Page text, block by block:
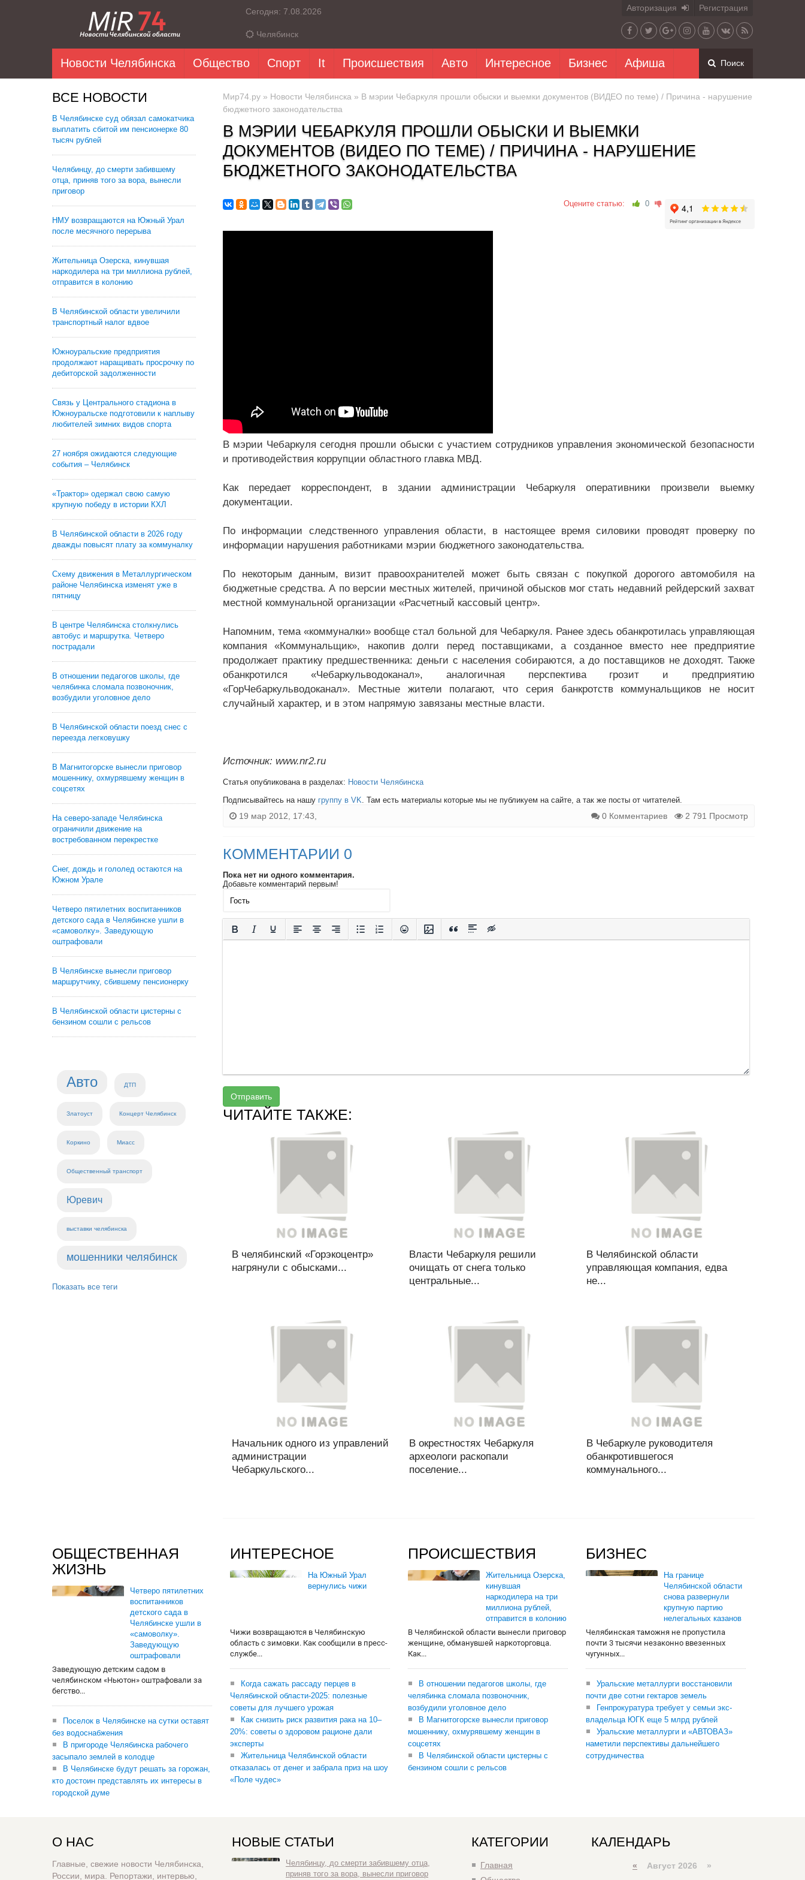
Сегодня: 7.08.2026
Челябинск
Авторизация Регистрация
Новости Челябинска Общество Спорт It Происшествия Авто Интересное Бизнес Афиша Поиск
ВСЕ НОВОСТИ
В Челябинске суд обязал самокатчика
выплатить сбитой им пенсионерке 80
тысяч рублей
Челябинцу, до смерти забившему
отца, приняв того за вора, вынесли
приговор
НМУ возвращаются на Южный Урал
после месячного перерыва
Жительница Озерска, кинувшая
наркодилера на три миллиона рублей,
отправится в колонию
В Челябинской области увеличили
транспортный налог вдвое
Южноуральские предприятия
продолжают наращивать просрочку по
дебиторской задолженности
Связь у Центрального стадиона в
Южноуральске подготовили к наплыву
любителей зимних видов спорта
27 ноября ожидаются следующие
события – Челябинск
«Трактор» одержал свою самую
крупную победу в истории КХЛ
В Челябинской области в 2026 году
дважды повысят плату за коммуналку
Схему движения в Металлургическом
районе Челябинска изменят уже в
пятницу
В центре Челябинска столкнулись
автобус и маршрутка. Четверо
пострадали
В отношении педагогов школы, где
челябинка сломала позвоночник,
возбудили уголовное дело
В Челябинской области поезд снес с
переезда легковушку
В Магнитогорске вынесли приговор
мошеннику, охмурявшему женщин в
соцсетях
На северо-западе Челябинска
ограничили движение на
востребованном перекрестке
Снег, дождь и гололед остаются на
Южном Урале
Четверо пятилетних воспитанников
детского сада в Челябинске ушли в
«самоволку». Заведующую
оштрафовали
В Челябинске вынесли приговор
маршрутчику, сбившему пенсионерку
В Челябинской области цистерны с
бензином сошли с рельсов
Авто ДТП
Златоуст Концерт Челябинск
Коркино Миасс
Общественный транспорт
Юревич
выставки челябинска
мошенники челябинск
Показать все теги
Мир74.ру » Новости Челябинска » В мэрии Чебаркуля прошли обыски и выемки документов (ВИДЕО по теме) / Причина - нарушение
бюджетного законодательства
В МЭРИИ ЧЕБАРКУЛЯ ПРОШЛИ ОБЫСКИ И ВЫЕМКИ
ДОКУМЕНТОВ (ВИДЕО ПО ТЕМЕ) / ПРИЧИНА - НАРУШЕНИЕ
БЮДЖЕТНОГО ЗАКОНОДАТЕЛЬСТВА
Оцените статью: 0
В мэрии Чебаркуля сегодня прошли обыски с участием сотрудников управления экономической безопасности
и противодействия коррупции областного главка МВД.
Как передает корреспондент, в здании администрации Чебаркуля оперативники произвели выемку
документации.
По информации следственного управления области, в настоящее время силовики проводят проверку по
информации нарушения работниками мэрии бюджетного законодательства.
По некоторым данным, визит правоохранителей может быть связан с покупкой дорогого автомобиля на
бюджетные средства. А по версии местных жителей, причиной обысков мог стать недавний рейдерский захват
местной коммунальной организации «Расчетный кассовый центр».
Напомним, тема «коммуналки» вообще стал больной для Чебаркуля. Ранее здесь обанкротилась управляющая
компания «Коммунальщик», накопив долги перед поставщиками, а созданное вместо нее предприятие
продолжает практику предшественника: деньги с населения собираются, а до поставщиков не доходят. Также
обанкротился «Чебаркульводоканал», аналогичная перспектива грозит и предприятию
«ГорЧебаркульводоканал». Местные жители полагают, что серия банкротств коммунальщиков не носит
случайный характер, и в этом напрямую завязаны местные власти.
Источник: www.nr2.ru
Статья опубликована в разделах: Новости Челябинска
Подписывайтесь на нашу группу в VK. Там есть материалы которые мы не публикуем на сайте, а так же посты от читателей.
19 мар 2012, 17:43, 0 Комментариев 2 791 Просмотр
КОММЕНТАРИИ 0
Пока нет ни одного комментария.
Добавьте комментарий первым!
Отправить
ЧИТАЙТЕ ТАКЖЕ:
В челябинский «Горэкоцентр»
нагрянули с обысками...
Власти Чебаркуля решили
очищать от снега только
центральные...
В Челябинской области
управляющая компания, едва
не...
Начальник одного из управлений
администрации
Чебаркульского...
В окрестностях Чебаркуля
археологи раскопали
поселение...
В Чебаркуле руководителя
обанкротившегося
коммунального...
ОБЩЕСТВЕННАЯ
ЖИЗНЬ
Четверо пятилетних
воспитанников
детского сада в
Челябинске ушли в
«самоволку».
Заведующую
оштрафовали
Заведующую детским садом в
челябинском «Ньютон» оштрафовали за
бегство...
Поселок в Челябинске на сутки оставят
без водоснабжения
В пригороде Челябинска рабочего
засыпало землей в колодце
В Челябинске будут решать за горожан,
кто достоин представлять их интересы в
городской думе
ИНТЕРЕСНОЕ
На Южный Урал
вернулись чижи
Чижи возвращаются в Челябинскую
область с зимовки. Как сообщили в пресс-
службе...
Когда сажать рассаду перцев в
Челябинской области-2025: полезные
советы для лучшего урожая
Как снизить риск развития рака на 10–
20%: советы о здоровом рационе дали
эксперты
Жительница Челябинской области
отказалась от денег и забрала приз на шоу
«Поле чудес»
ПРОИСШЕСТВИЯ
Жительница Озерска,
кинувшая
наркодилера на три
миллиона рублей,
отправится в колонию
В Челябинской области вынесли приговор
женщине, обманувшей наркоторговца.
Как...
В отношении педагогов школы, где
челябинка сломала позвоночник,
возбудили уголовное дело
В Магнитогорске вынесли приговор
мошеннику, охмурявшему женщин в
соцсетях
В Челябинской области цистерны с
бензином сошли с рельсов
БИЗНЕС
На границе
Челябинской области
снова развернули
крупную партию
нелегальных казанов
Челябинская таможня не пропустила
почти 3 тысячи незаконно ввезенных
чугунных...
Уральские металлурги восстановили
почти две сотни гектаров земель
Генпрокуратура требует у семьи экс-
владельца ЮГК еще 5 млрд рублей
Уральские металлурги и «АВТОВАЗ»
наметили перспективы дальнейшего
сотрудничества
О НАС
Главные, свежие новости Челябинска,
России, мира. Репортажи, интервью,
НОВЫЕ СТАТЬИ
Челябинцу, до смерти забившему отца,
приняв того за вора, вынесли приговор
КАТЕГОРИИ
Главная
КАЛЕНДАРЬ
« Август 2026 »